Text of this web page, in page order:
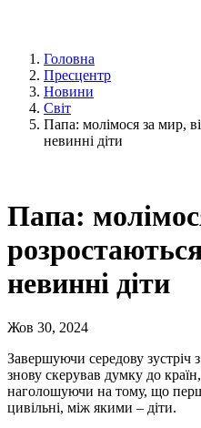
Головна
Пресцентр
Новини
Світ
Папа: молімося за мир,
невинні діти
Папа:
невинні діти
Жов 30, 2024
Завершуючи середову
знову скерував думку до
наголошуючи на тому, що
цивільні, між якими – діти.